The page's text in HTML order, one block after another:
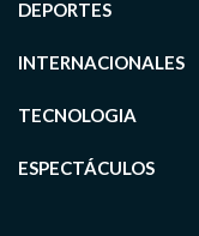
DEPORTES
INTERNACIONALES
TECNOLOGIA
ESPECTÁCULOS